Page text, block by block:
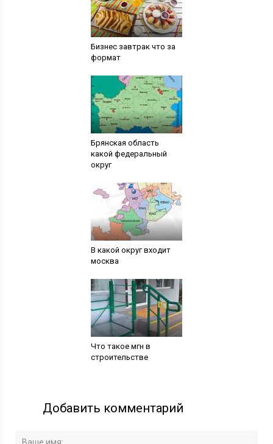
Бизнес завтрак что за
формат
Брянская область
какой федеральный
округ
В какой округ входит
москва
Что такое мгн в
строительстве
Добавить комментарий